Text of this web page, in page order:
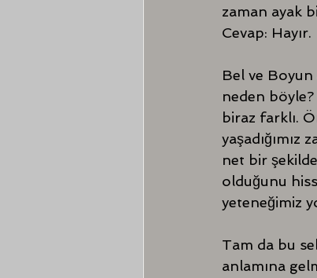
zaman ayak
Cevap: Hayır.
Bel ve Boyun
neden böyle?
biraz farklı.
yaşadığımız
net bir
olduğunu
yeteneğimiz
Tam da bu
anlamına